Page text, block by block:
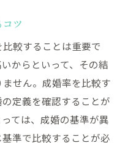
ツ
較することは重要で
からといって、その結
せん。成婚率を比較す
定義を確認することが
ては、成婚の基準が異
準で比較することが必